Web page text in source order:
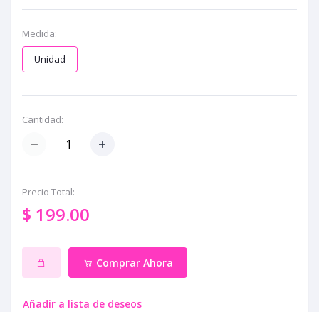
Medida:
Unidad
Cantidad:
Precio Total:
$ 199.00
Comprar Ahora
Añadir a lista de deseos